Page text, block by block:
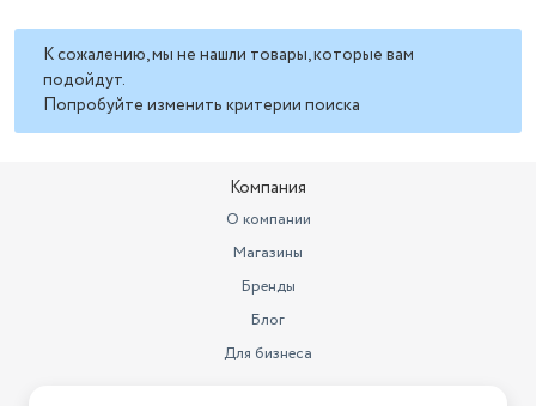
К сожалению, мы не нашли товары, которые вам
подойдут.
Попробуйте изменить критерии поиска
Компания
О компании
Магазины
Бренды
Блог
Для бизнеса